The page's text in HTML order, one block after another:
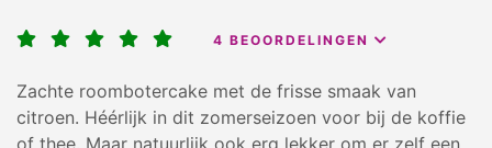
4 BEOORDELINGEN
Zachte roombotercake met de frisse smaak van
citroen. Héérlijk in dit zomerseizoen voor bij de koffie
of thee. Maar natuurlijk ook erg lekker om er zelf een